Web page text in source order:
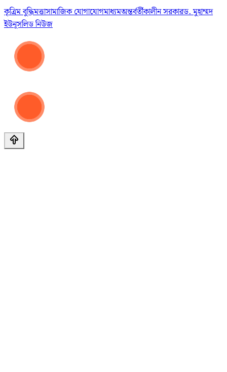
কৃত্রিম বুদ্ধিমত্তাসামাজিক যোগাযোগমাধ্যমঅন্তর্বর্তীকালীন সরকারড. মুহাম্মদ
ইউনূসলিড নিউজ